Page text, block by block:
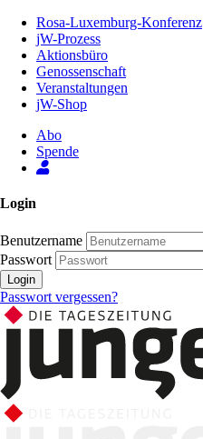
Inhalt
Seite
Rosa-Luxemburg-Konferenz
jW-Prozess
Aktionsbüro
Genossenschaft
Veranstaltungen
jW-Shop
Abo
Spende
Login
Benutzername
Passwort
Login
Passwort vergessen?